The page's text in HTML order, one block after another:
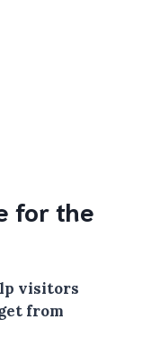
for the
visitors
from